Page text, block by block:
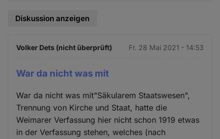
Diskussion anzeigen
Volker Dets (nicht überprüft) Fr. 28 Mai 2021 - 14:53
War da nicht was mit
War da nicht was mit"Säkularem Staatswesen",
Trennung von Kirche und Staat, hatte die
Weimarer Verfassung hier nicht schon 1919 etwas
in der Verfassung stehen, welches (nach